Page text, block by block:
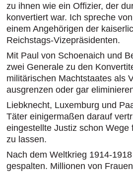
zu ihnen wie ein Offizier, der
konvertiert war. Ich spreche
einem Angehörigen der
Reichstags-Vizepräsidenten.
Mit Paul von Schoenaich und
zwei Generale zu den
militärischen Machtstaates als
ausgrenzen oder gar
Liebknecht, Luxemburg und
Täter einigermaßen darauf
eingestellte Justiz schon
zu lassen.
Nach dem Weltkrieg 1914-
gespalten. Millionen von